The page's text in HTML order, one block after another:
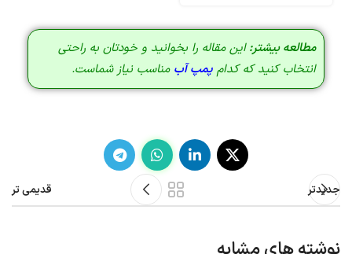
مطالعه بیشتر:این مقاله را بخوانید و خودتان به راحتی
انتخاب کنید که کدام پمپ آب مناسب نیاز شماست.
جدیدتر قدیمی تر